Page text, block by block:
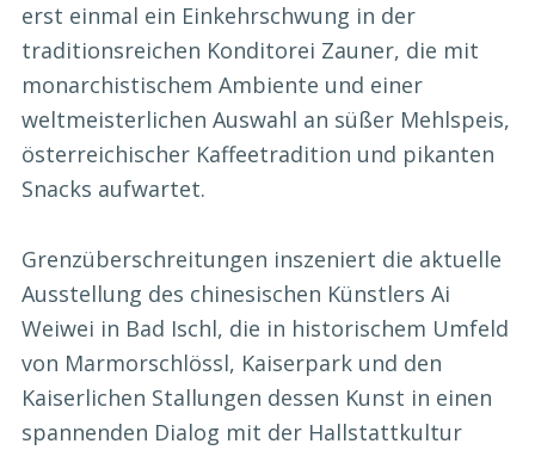
erst einmal ein Einkehrschwung in der
traditionsreichen Konditorei Zauner, die mit
monarchistischem Ambiente und einer
weltmeisterlichen Auswahl an süßer Mehlspeis,
österreichischer Kaffeetradition und pikanten
Snacks aufwartet.
Grenzüberschreitungen inszeniert die aktuelle
Ausstellung des chinesischen Künstlers Ai
Weiwei in Bad Ischl, die in historischem Umfeld
von Marmorschlössl, Kaiserpark und den
Kaiserlichen Stallungen dessen Kunst in einen
spannenden Dialog mit der Hallstattkultur